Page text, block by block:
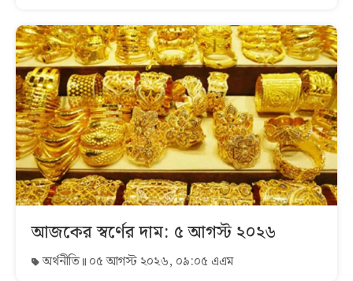
আজকের স্বর্ণের দাম: ৫ আগস্ট ২০২৬
অর্থনীতি ০৫ আগস্ট ২০২৬, ০৯:০৫ এএম